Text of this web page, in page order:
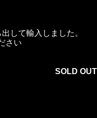
して輸入しました。
さい
SOLD OUT